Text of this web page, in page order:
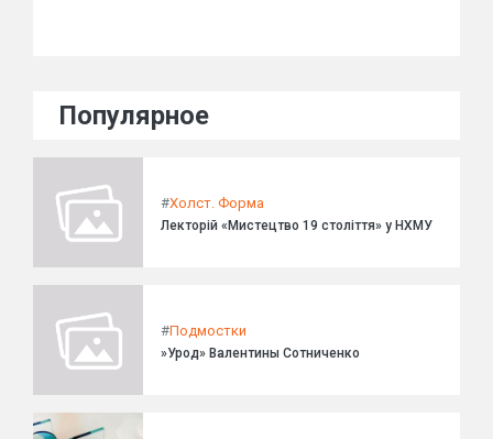
Популярное
#Холст. Форма
Лекторій «Мистецтво 19 століття» у НХМУ
#Подмостки
»Урод» Валентины Сотниченко